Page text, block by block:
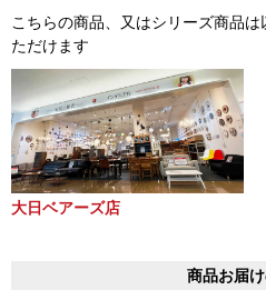
こちらの商品、又はシリーズ商品
ただけます
大日ベアーズ店
商品お届